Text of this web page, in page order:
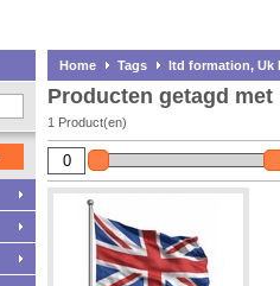
Home Tags ltd formation, Uk
Producten getagd
1 Product(en)